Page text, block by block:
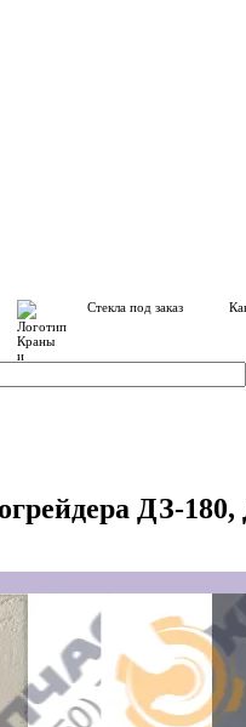
Стекла под заказ
ДЗ-